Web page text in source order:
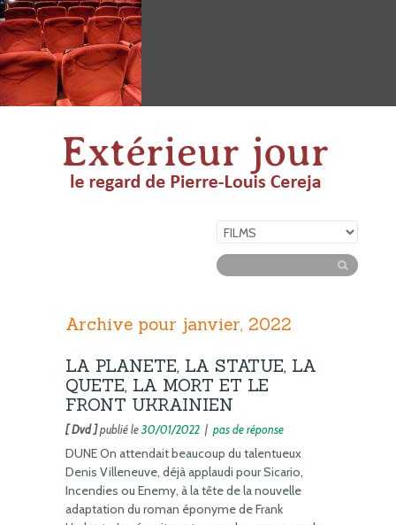
Archive pour janvier, 2022
LA PLANETE, LA STATUE, LA
QUETE, LA MORT ET LE
FRONT UKRAINIEN
[ Dvd ]publié le30/01/2022 | pas de réponse
DUNE On attendait beaucoup du talentueux
Denis Villeneuve, déjà applaudi pour Sicario,
Incendies ou Enemy, à la tête de la nouvelle
adaptation du roman éponyme de Frank